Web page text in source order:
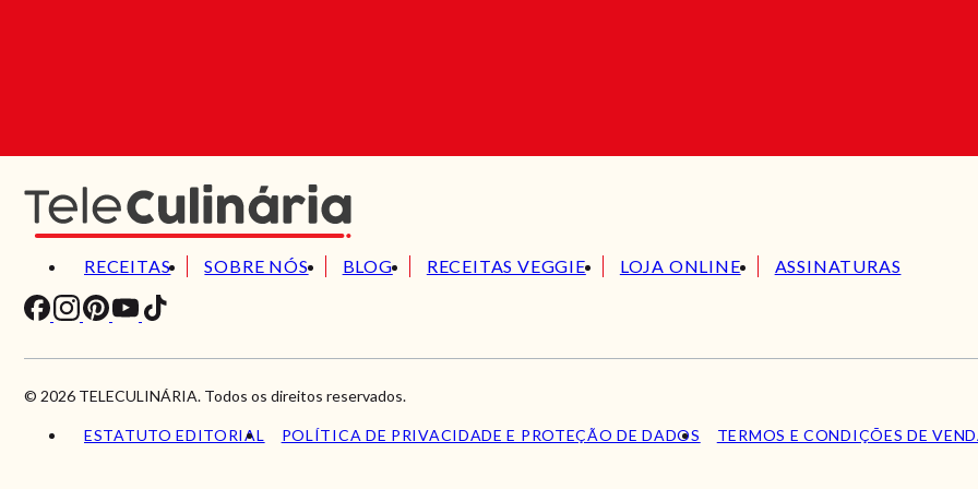
RECEITAS SOBRE NÓS BLOG RECEITAS VEGGIE LOJA ONLINE ASSINATURAS
© 2026 TELECULINÁRIA. Todos os direitos reservados.
ESTATUTO EDITORIAL POLÍTICA DE PRIVACIDADE E PROTEÇÃO DE DADOS TERMOS E CONDIÇÕES DE